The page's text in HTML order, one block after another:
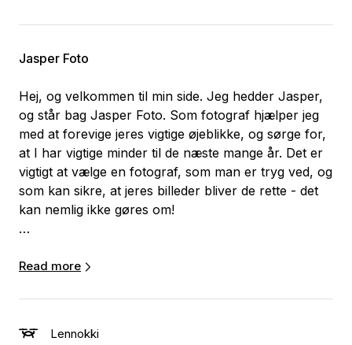
Jasper Foto
Hej, og velkommen til min side. Jeg hedder Jasper,
og står bag Jasper Foto. Som fotograf hjælper jeg
med at forevige jeres vigtige øjeblikke, og sørge for,
at I har vigtige minder til de næste mange år. Det er
vigtigt at vælge en fotograf, som man er tryg ved, og
som kan sikre, at jeres billeder bliver de rette - det
kan nemlig ikke gøres om!
bryllupper, og har med mine mange års erfaring og
fokusere på jeres store dag. Book eller skriv til mig
dag.
Read more
Lennokki